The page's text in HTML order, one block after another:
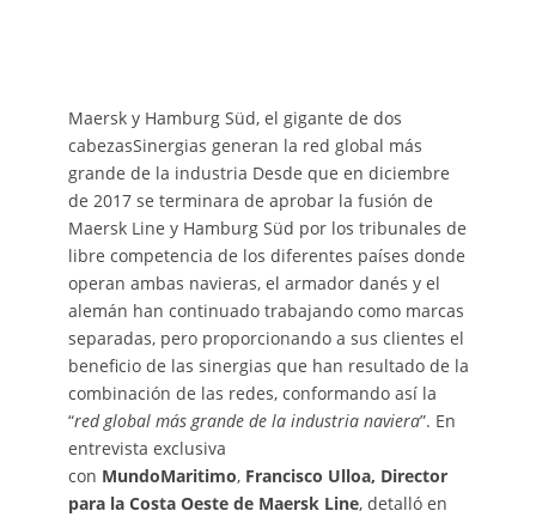
Maersk y Hamburg Süd, el gigante de dos
cabezasSinergias generan la red global más
grande de la industria Desde que en diciembre
de 2017 se terminara de aprobar la fusión de
Maersk Line y Hamburg Süd por los tribunales de
libre competencia de los diferentes países donde
operan ambas navieras, el armador danés y el
alemán han continuado trabajando como marcas
separadas, pero proporcionando a sus clientes el
beneficio de las sinergias que han resultado de la
combinación de las redes, conformando así la
“red global más grande de la industria naviera”. En
entrevista exclusiva
con MundoMaritimo, Francisco Ulloa, Director
para la Costa Oeste de Maersk Line, detalló en